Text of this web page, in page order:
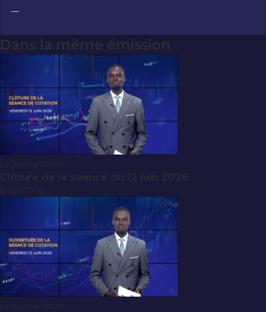
—
Dans la même émission
Le Journal BRVM
Clôture de la séance du 12 juin 2026
Le Journal BRVM